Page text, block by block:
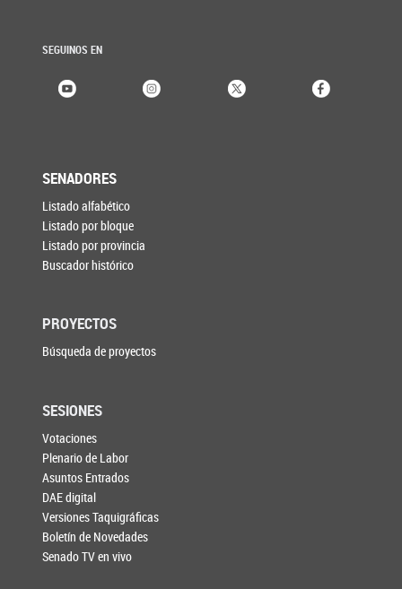
SEGUINOS EN
SENADORES
Listado alfabético
Listado por bloque
Listado por provincia
Buscador histórico
PROYECTOS
Búsqueda de proyectos
SESIONES
Votaciones
Plenario de Labor
Asuntos Entrados
DAE digital
Versiones Taquigráficas
Boletín de Novedades
Senado TV en vivo